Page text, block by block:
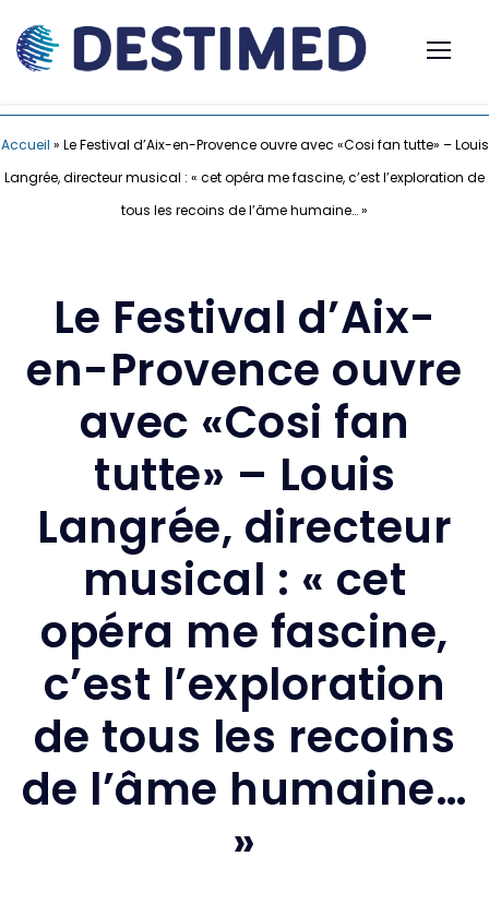
Accueil » Le Festival d’Aix-en-Provence ouvre avec «Cosi fan tutte» – Louis
Langrée, directeur musical : « cet opéra me fascine, c’est l’exploration de
tous les recoins de l’âme humaine… »
Le Festival d’Aix-
en-Provence ouvre
avec «Cosi fan
tutte» – Louis
Langrée, directeur
musical : « cet
opéra me fascine,
c’est l’exploration
de tous les recoins
de l’âme humaine…
»